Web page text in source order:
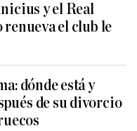
y el Real
el club le
dónde está y
de su divorcio